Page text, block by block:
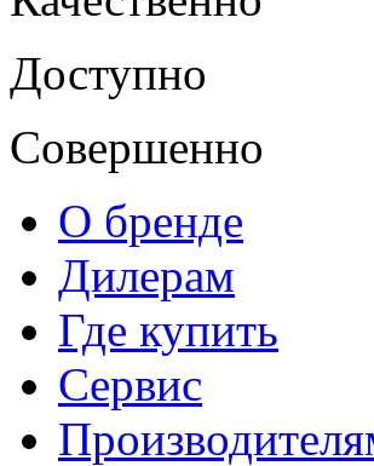
Доступно
Совершенно
О бренде
Дилерам
Где купить
Сервис